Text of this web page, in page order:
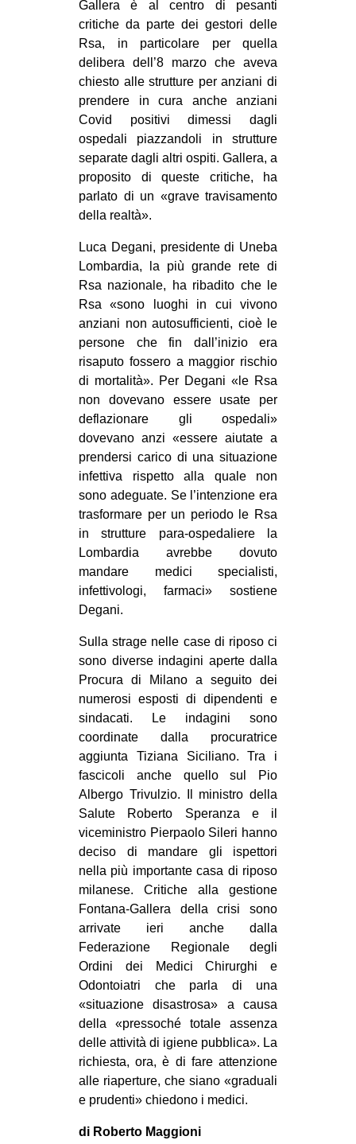
Gallera è al centro di pesanti
critiche da parte dei gestori delle
Rsa, in particolare per quella
delibera dell’8 marzo che aveva
chiesto alle strutture per anziani di
prendere in cura anche anziani
Covid positivi dimessi dagli
ospedali piazzandoli in strutture
separate dagli altri ospiti. Gallera, a
proposito di queste critiche, ha
parlato di un «grave travisamento
della realtà».
Luca Degani, presidente di Uneba
Lombardia, la più grande rete di
Rsa nazionale, ha ribadito che le
Rsa «sono luoghi in cui vivono
anziani non autosufficienti, cioè le
persone che fin dall’inizio era
risaputo fossero a maggior rischio
di mortalità». Per Degani «le Rsa
non dovevano essere usate per
deflazionare gli ospedali»
dovevano anzi «essere aiutate a
prendersi carico di una situazione
infettiva rispetto alla quale non
sono adeguate. Se l’intenzione era
trasformare per un periodo le Rsa
in strutture para-ospedaliere la
Lombardia avrebbe dovuto
mandare medici specialisti,
infettivologi, farmaci» sostiene
Degani.
Sulla strage nelle case di riposo ci
sono diverse indagini aperte dalla
Procura di Milano a seguito dei
numerosi esposti di dipendenti e
sindacati. Le indagini sono
coordinate dalla procuratrice
aggiunta Tiziana Siciliano. Tra i
fascicoli anche quello sul Pio
Albergo Trivulzio. Il ministro della
Salute Roberto Speranza e il
viceministro Pierpaolo Sileri hanno
deciso di mandare gli ispettori
nella più importante casa di riposo
milanese. Critiche alla gestione
Fontana-Gallera della crisi sono
arrivate ieri anche dalla
Federazione Regionale degli
Ordini dei Medici Chirurghi e
Odontoiatri che parla di una
«situazione disastrosa» a causa
della «pressoché totale assenza
delle attività di igiene pubblica». La
richiesta, ora, è di fare attenzione
alle riaperture, che siano «graduali
e prudenti» chiedono i medici.
di Roberto Maggioni